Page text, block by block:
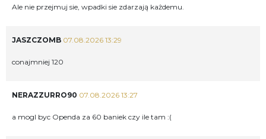
Ale nie przejmuj sie, wpadki sie zdarzają każdemu.
JASZCZOMB 07.08.2026 13:29
conajmniej 120
NERAZZURRO90 07.08.2026 13:27
a mogl byc Openda za 60 baniek czy ile tam :(